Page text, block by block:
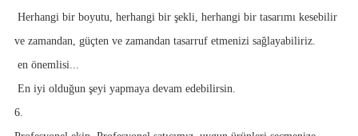
Herhangi bir boyutu, herhangi bir şekli, herhangi bir tasarımı kesebilir
ve zamandan, güçten ve zamandan tasarruf etmenizi sağlayabiliriz.
en önemlisi...
En iyi olduğun şeyi yapmaya devam edebilirsin.
6.